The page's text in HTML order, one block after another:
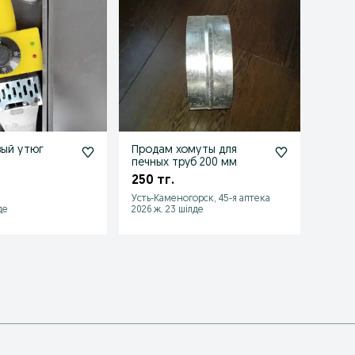
утюг
Продам хомуты для
печных труб 200 мм
250 тг.
Усть-Каменогорск, 45-я аптека
2026 ж. 23 шілде